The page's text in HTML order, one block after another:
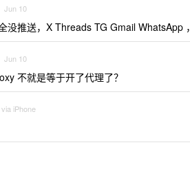
Jun 10
没推送，X Threads TG Gmail WhatsApp
Jun 10
不就是等于开了代理了？
iPhone